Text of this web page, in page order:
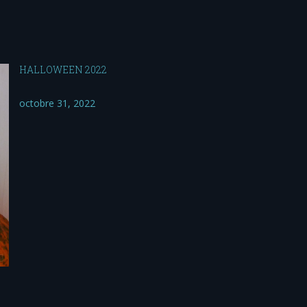
HALLOWEEN 2022
octobre 31, 2022